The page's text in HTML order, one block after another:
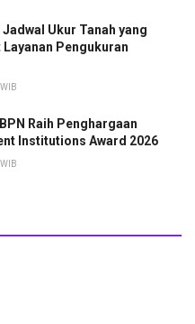
Ukur Tanah yang
Pengukuran
Raih Penghargaan
Institutions Award 2026